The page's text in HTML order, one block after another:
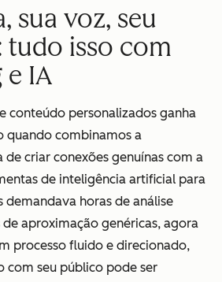
sua voz, seu
tudo isso com
IA
conteúdo personalizados ganha
quando combinamos a
de criar conexões genuínas com a
de inteligência artificial para
demandava horas de análise
aproximação genéricas, agora
processo fluido e direcionado,
com seu público pode ser